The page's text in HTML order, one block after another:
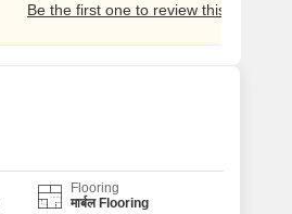
Be the first one to review this locality
Flooring
मार्बल Flooring